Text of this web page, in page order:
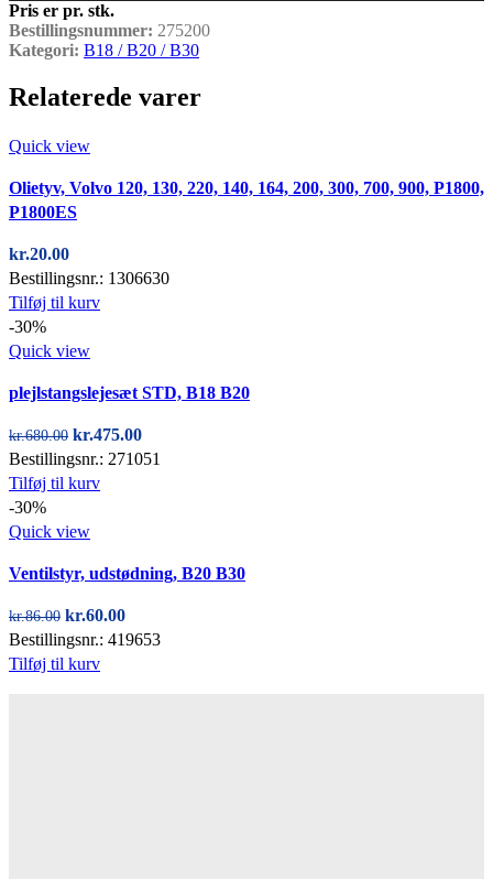
Pris er pr. stk.
Bestillingsnummer: 275200
Kategori: B18 / B20 / B30
Relaterede varer
Quick view
Olietyv, Volvo 120, 130, 220, 140, 164, 200, 300, 700, 900, P1800,
P1800ES
kr.20.00
Bestillingsnr.: 1306630
Tilføj til kurv
-30%
Quick view
plejlstangslejesæt STD, B18 B20
kr.680.00 Den
oprindelige
pris
kr.680.00.
kr.475.00Den
aktuelle
Bestillingsnr.: 271051
Tilføj til kurv
-30%
Quick view
Ventilstyr, udstødning, B20 B30
kr.86.00 Den
oprindelige
pris
kr.60.00Den
aktuelle
Bestillingsnr.: 419653
Tilføj til kurv